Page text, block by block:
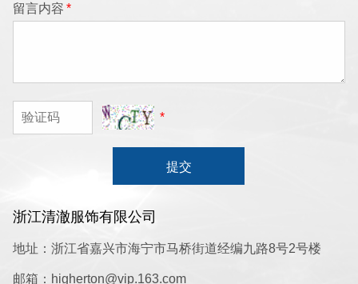
留言内容 *
*
提交
浙江清澈服饰有限公司
地址：浙江省嘉兴市海宁市马桥街道经编九路8号2号楼
邮箱：higherton@vip.163.com